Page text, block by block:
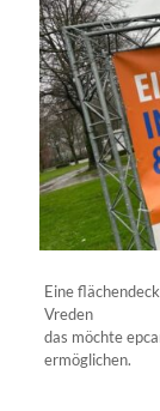
Eine
Vreden
das möchte
ermöglichen.